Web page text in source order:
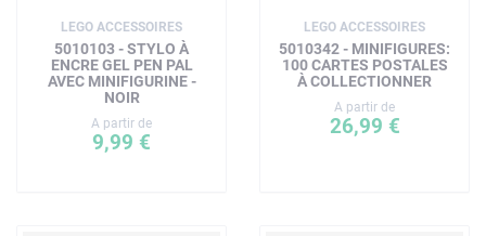
LEGO ACCESSOIRES
5010103 - STYLO À
ENCRE GEL PEN PAL
AVEC MINIFIGURINE -
NOIR
A partir de
9,99 €
LEGO ACCESSOIRES
5010342 - MINIFIGURES:
100 CARTES POSTALES
À COLLECTIONNER
A partir de
26,99 €